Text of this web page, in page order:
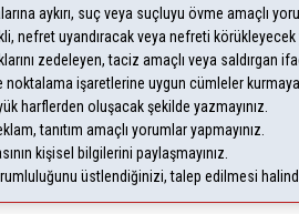
aykırı, suç veya suçluyu övme amaçlı
nefret uyandıracak veya nefreti körükleyecek
zedeleyen, taciz amaçlı veya saldırgan
noktalama işaretlerine uygun cümleler
harflerden oluşacak şekilde yazmayınız.
tanıtım amaçlı yorumlar yapmayınız.
kişisel bilgilerini paylaşmayınız.
üstlendiğinizi, talep edilmesi